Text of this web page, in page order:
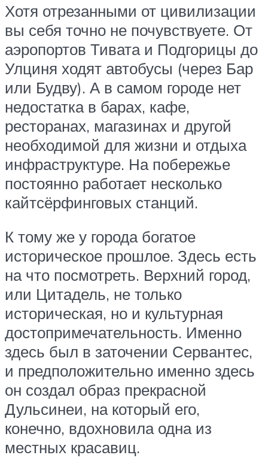
Хотя отрезанными от цивилизации
вы себя точно не почувствуете. От
аэропортов Тивата и Подгорицы до
Улциня ходят автобусы (через Бар
или Будву). А в самом городе нет
недостатка в барах, кафе,
ресторанах, магазинах и другой
необходимой для жизни и отдыха
инфраструктуре. На побережье
постоянно работает несколько
кайтсёрфинговых станций.
К тому же у города богатое
историческое прошлое. Здесь есть
на что посмотреть. Верхний город,
или Цитадель, не только
историческая, но и культурная
достопримечательность. Именно
здесь был в заточении Сервантес,
и предположительно именно здесь
он создал образ прекрасной
Дульсинеи, на который его,
конечно, вдохновила одна из
местных красавиц.